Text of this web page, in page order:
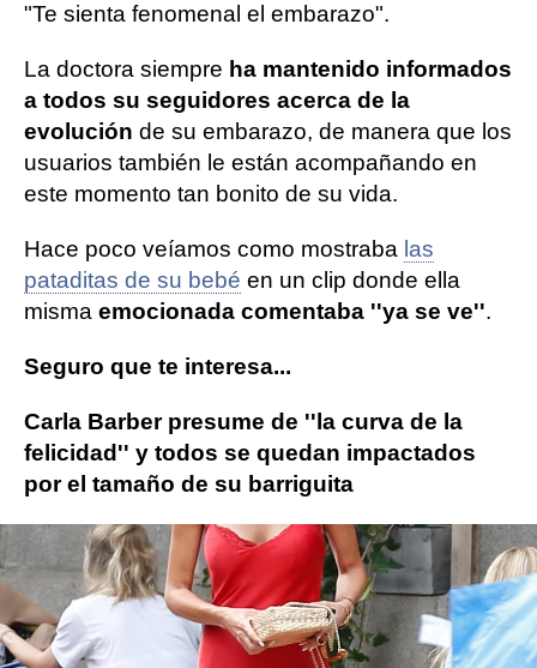
"Te sienta fenomenal el embarazo".
La doctora siempre ha mantenido informados
a todos su seguidores acerca de la
evolución de su embarazo, de manera que los
usuarios también le están acompañando en
este momento tan bonito de su vida.
Hace poco veíamos como mostraba las
pataditas de su bebé en un clip donde ella
misma emocionada comentaba ''ya se ve''.
Seguro que te interesa...
Carla Barber presume de ''la curva de la
felicidad'' y todos se quedan impactados
por el tamaño de su barriguita
Carla Barber famosas embarazadas